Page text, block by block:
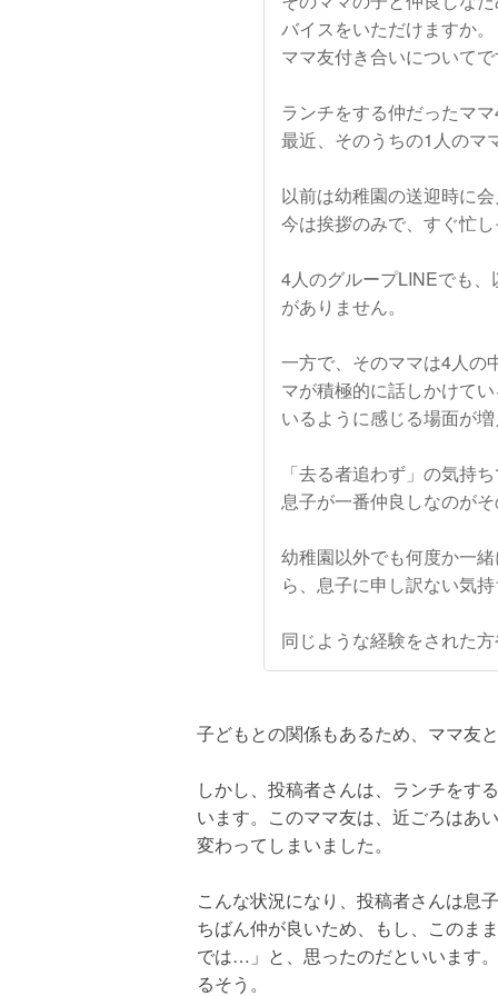
バイスをいただけますか。
ママ友付き合いについて
ランチをする仲だったマ
最近、そのうちの1人のマ
以前は幼稚園の送迎時に
今は挨拶のみで、すぐ忙
4人のグループLINEでも
がありません。
一方で、そのママは4人の
マが積極的に話しかけて
いるように感じる場面が
「去る者追わず」の気持
息子が一番仲良しなのが
幼稚園以外でも何度か一
ら、息子に申し訳ない気
同じような経験をされた
子どもとの関係もあるため、ママ友
しかし、投稿者さんは、ランチをす
います。このママ友は、近ごろはあ
変わってしまいました。
こんな状況になり、投稿者さんは息
ちばん仲が良いため、もし、このま
では…」と、思ったのだといいます
るそう。